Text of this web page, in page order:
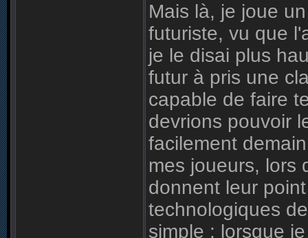
Mais là, je joue
futuriste, vu que
je le disai plus
futur à pris une
capable de faire
devrions pouvoir
facilement
mes joueurs, lors
donnent leur
technologiques
simple : lorsque